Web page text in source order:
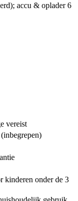
accu & oplader 6
vereist
kinderen onder de 3